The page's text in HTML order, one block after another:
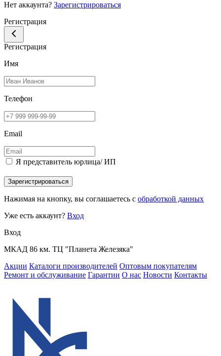
Нет аккаунта? Зарегистрироваться
Регистрация
Регистрация
Имя
Телефон
Email
Я представитель юрлица/ ИП
Зарегистрироваться
Нажимая на кнопку, вы соглашаетесь с обработкой данных
Уже есть аккаунт? Вход
Вход
МКАД 86 км. ТЦ "Планета Железяка"
Акции Каталоги производителей Оптовым покупателям
Ремонт и обслуживание Гарантии О нас Новости Контакты